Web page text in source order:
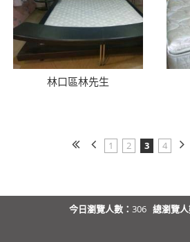
林口區林先生
1 2 3 4
今日瀏覽人數： 306 總瀏覽人